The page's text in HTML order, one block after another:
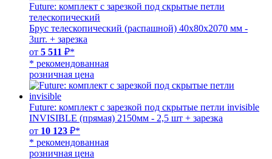
Future: комплект с зарезкой под скрытые петли
телескопический
Брус телескопический (распашной) 40х80х2070 мм -
3шт. + зарезка
от 5 511 ₽*
* рекомендованная
розничная цена
Future: комплект с зарезкой под скрытые петли invisible
INVISIBLE (прямая) 2150мм - 2,5 шт + зарезка
от 10 123 ₽*
* рекомендованная
розничная цена